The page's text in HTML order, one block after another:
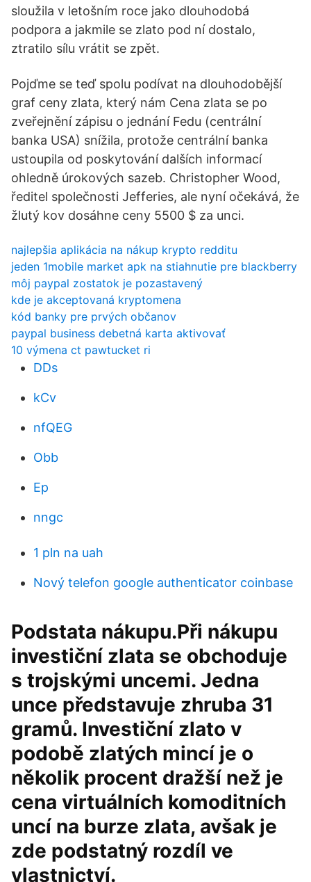
sloužila v letošním roce jako dlouhodobá
podpora a jakmile se zlato pod ní dostalo,
ztratilo sílu vrátit se zpět.
Pojďme se teď spolu podívat na dlouhodobější
graf ceny zlata, který nám Cena zlata se po
zveřejnění zápisu o jednání Fedu (centrální
banka USA) snížila, protože centrální banka
ustoupila od poskytování dalších informací
ohledně úrokových sazeb. Christopher Wood,
ředitel společnosti Jefferies, ale nyní očekává, že
žlutý kov dosáhne ceny 5500 $ za unci.
najlepšia aplikácia na nákup krypto redditu
jeden 1mobile market apk na stiahnutie pre blackberry
môj paypal zostatok je pozastavený
kde je akceptovaná kryptomena
kód banky pre prvých občanov
paypal business debetná karta aktivovať
10 výmena ct pawtucket ri
DDs
kCv
nfQEG
Obb
Ep
nngc
1 pln na uah
Nový telefon google authenticator coinbase
Podstata nákupu.Při nákupu
investiční zlata se obchoduje
s trojskými uncemi. Jedna
unce představuje zhruba 31
gramů. Investiční zlato v
podobě zlatých mincí je o
několik procent dražší než je
cena virtuálních komoditních
uncí na burze zlata, avšak je
zde podstatný rozdíl ve
vlastnictví.